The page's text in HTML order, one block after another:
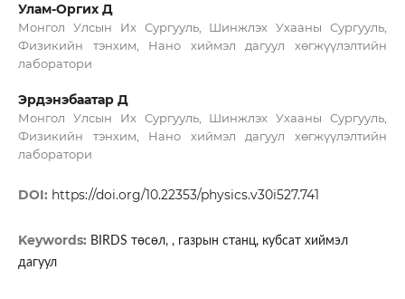
Улам-Оргих Д
Монгол Улсын Их Сургууль, Шинжлэх Ухааны Сургууль,
Физикийн тэнхим, Нано хиймэл дагуул хөгжүүлэлтийн
лаборатори
Эрдэнэбаатар Д
Монгол Улсын Их Сургууль, Шинжлэх Ухааны Сургууль,
Физикийн тэнхим, Нано хиймэл дагуул хөгжүүлэлтийн
лаборатори
DOI: https://doi.org/10.22353/physics.v30i527.741
Keywords: BIRDS төсөл, , газрын станц, кубсат хиймэл
дагуул